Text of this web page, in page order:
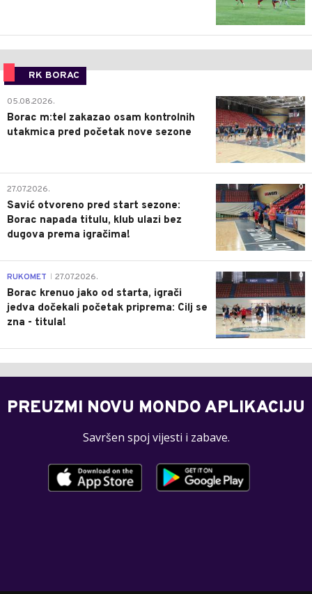
RK BORAC
0
05.08.2026.
Borac m:tel zakazao osam kontrolnih
utakmica pred početak nove sezone
0
27.07.2026.
Savić otvoreno pred start sezone:
Borac napada titulu, klub ulazi bez
dugova prema igračima!
0
RUKOMET 27.07.2026.
Borac krenuo jako od starta, igrači
jedva dočekali početak priprema: Cilj se
zna - titula!
PREUZMI NOVU MONDO APLIKACIJU
Savršen spoj vijesti i zabave.